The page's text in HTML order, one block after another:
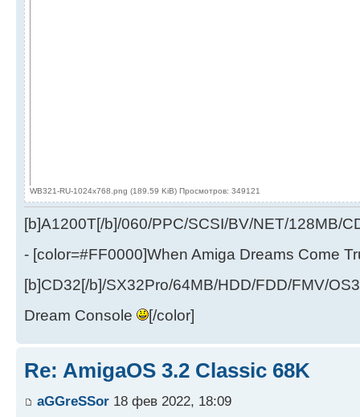
WB321-RU-1024x768.png (189.59 KiB) Просмотров: 349121
[b]A1200T[/b]/060/PPC/SCSI/BV/NET/128MB/
- [color=#FF0000]When Amiga Dreams Come
[b]CD32[/b]/SX32Pro/64MB/HDD/FDD/FMV/
Dream Console
[/color]
Re: AmigaOS 3.2 Classic 68K
aGGreSSor 18 фев 2022, 18:09